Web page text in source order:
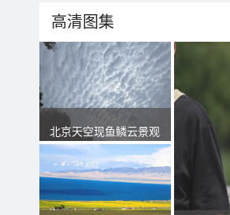
高清图集
北京天空现鱼鳞云景观